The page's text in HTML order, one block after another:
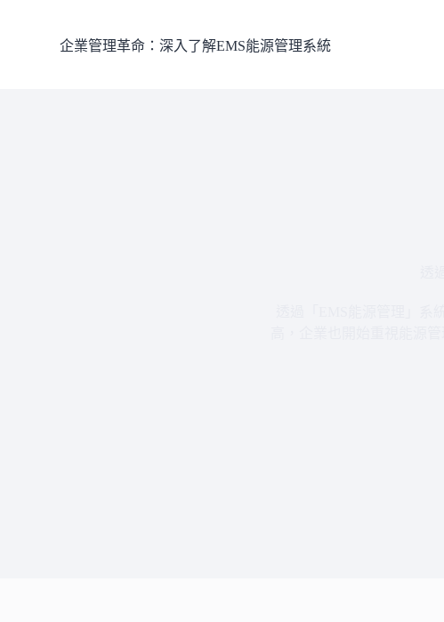
企業管理革命：深入了解EMS能源管理系統